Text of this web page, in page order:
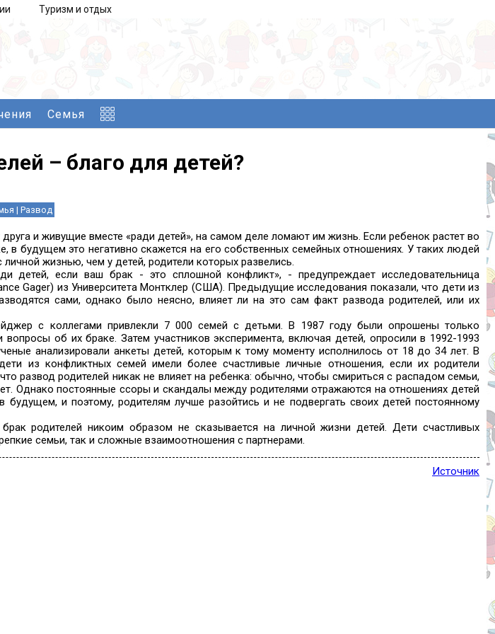
Туризм и отдых
Семья
– благо для детей?
| Развод
и живущие вместе «ради детей», на самом деле ломают им жизнь. Если ребенок растет во
в будущем это негативно скажется на его собственных семейных отношениях. У таких людей
жизнью, чем у детей, родители которых развелись.
детей, если ваш брак - это сплошной конфликт», - предупреждает исследовательница
Gager) из Университета Монтклер (США). Предыдущие исследования показали, что дети из
сами, однако было неясно, влияет ли на это сам факт развода родителей, или их
с коллегами привлекли 7 000 семей с детьми. В 1987 году были опрошены только
вопросы об их браке. Затем участников эксперимента, включая детей, опросили в 1992-1993
анализировали анкеты детей, которым к тому моменту исполнилось от 18 до 34 лет. В
из конфликтных семей имели более счастливые личные отношения, если их родители
развод родителей никак не влияет на ребенка: обычно, чтобы смириться с распадом семьи,
Однако постоянные ссоры и скандалы между родителями отражаются на отношениях детей
и поэтому, родителям лучше разойтись и не подвергать своих детей постоянному
брак родителей никоим образом не сказывается на личной жизни детей. Дети счастливых
семьи, так и сложные взаимоотношения с партнерами.
Источник